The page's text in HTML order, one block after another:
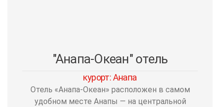
"Анапа-Океан" отель
курорт: Анапа
Отель «Анапа-Океан» расположен в самом
удобном месте Анапы — на центральной